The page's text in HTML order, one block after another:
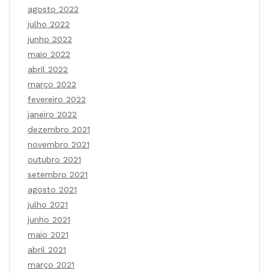
agosto 2022
julho 2022
junho 2022
maio 2022
abril 2022
março 2022
fevereiro 2022
janeiro 2022
dezembro 2021
novembro 2021
outubro 2021
setembro 2021
agosto 2021
julho 2021
junho 2021
maio 2021
abril 2021
março 2021